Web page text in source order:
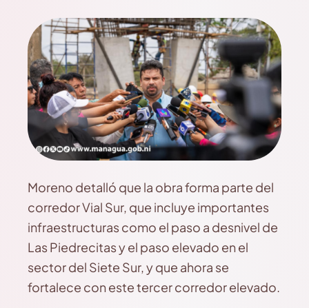
Moreno detalló que la obra forma parte del
corredor Vial Sur, que incluye importantes
infraestructuras como el paso a desnivel de
Las Piedrecitas y el paso elevado en el
sector del Siete Sur, y que ahora se
fortalece con este tercer corredor elevado.